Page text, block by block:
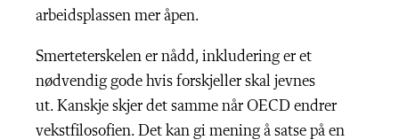
arbeidsplassen mer åpen.
Smerteterskelen er nådd, inkludering er et
nødvendig gode hvis forskjeller skal jevnes
ut. Kanskje skjer det samme når OECD endrer
vekstfilosofien. Det kan gi mening å satse på en